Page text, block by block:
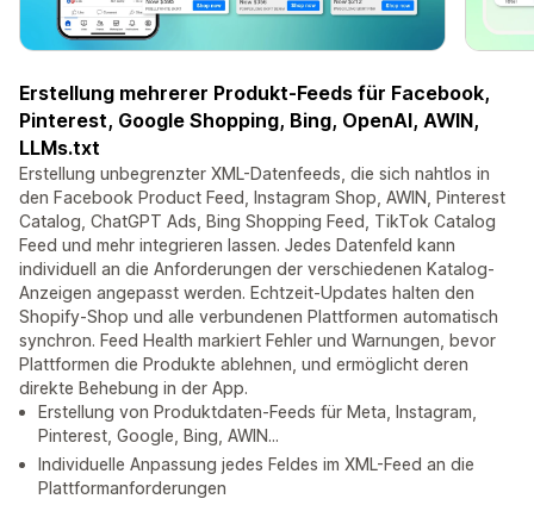
Erstellung mehrerer Produkt-Feeds für Facebook,
Pinterest, Google Shopping, Bing, OpenAI, AWIN,
LLMs.txt
Erstellung unbegrenzter XML-Datenfeeds, die sich nahtlos in
den Facebook Product Feed, Instagram Shop, AWIN, Pinterest
Catalog, ChatGPT Ads, Bing Shopping Feed, TikTok Catalog
Feed und mehr integrieren lassen. Jedes Datenfeld kann
individuell an die Anforderungen der verschiedenen Katalog-
Anzeigen angepasst werden. Echtzeit-Updates halten den
Shopify-Shop und alle verbundenen Plattformen automatisch
synchron. Feed Health markiert Fehler und Warnungen, bevor
Plattformen die Produkte ablehnen, und ermöglicht deren
direkte Behebung in der App.
Erstellung von Produktdaten-Feeds für Meta, Instagram,
Pinterest, Google, Bing, AWIN...
Individuelle Anpassung jedes Feldes im XML-Feed an die
Plattformanforderungen